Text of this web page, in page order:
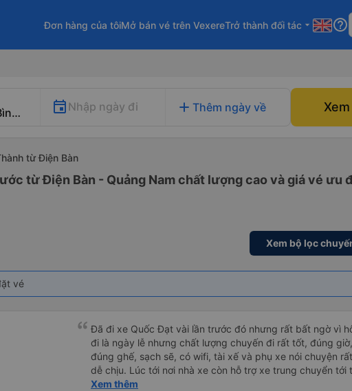
Đơn hàng của tôiMở bán vé trên VexereTrở thành đối tác arrow_drop_down help_outline
Nhập ngày đi add Thêm ngày về
từ Điện Bàn
từ Điện Bàn - Quảng Nam chất lượng cao và giá vé ưu
Xem bộ lọc
vé
Đã đi xe Quốc Đạt vài lần trước đó nhưng rất bất ngờ vì
đi là ngày lễ nhưng chất lượng chuyến đi rất tốt, đúng giờ,
đúng ghế, sạch sẽ, có wifi, tài xế và phụ xe nói chuyện rất
dễ chịu. Lúc tới nơi nhà xe còn hỗ trợ xe trung chuyển tới
nhà. 10đ cho nhà xe, hy vọng nhà xe duy trì được chất
Xem thêm